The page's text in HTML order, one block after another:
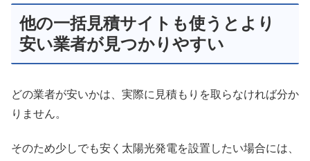
他の一括見積サイトも使うとより
安い業者が見つかりやすい
どの業者が安いかは、実際に見積もりを取らなければ分か
りません。
そのため少しでも安く太陽光発電を設置したい場合には、